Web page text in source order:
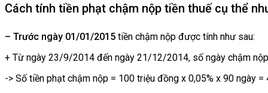
Cách tính tiền phạt chậm nộp tiền thuế cụ thể
– Trước ngày 01/01/2015 tiền chậm nộp được tính như sau:
+ Từ ngày 23/9/2014 đến ngày 21/12/2014, số ngày chậm
-> Số tiền phạt chậm nộp = 100 triệu đồng x 0,05% x 90 ngày =